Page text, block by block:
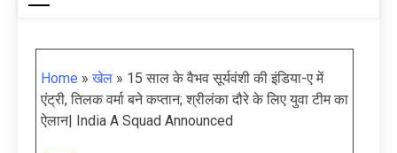
Home »खेल » 15 साल के वैभव सूर्यवंशी की इंडिया-ए में
एंट्री, तिलक वर्मा बने कप्तान; श्रीलंका दौरे के लिए युवा टीम का
ऐलान| India A Squad Announced